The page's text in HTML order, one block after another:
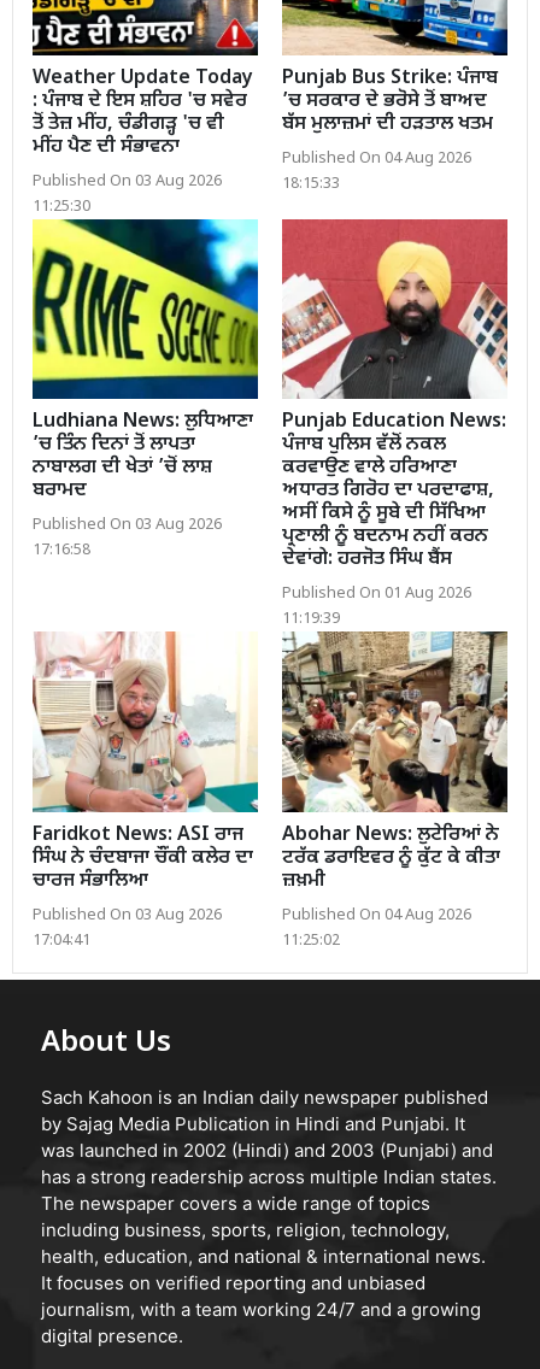
Weather Update Today
: ਪੰਜਾਬ ਦੇ ਇਸ ਸ਼ਹਿਰ 'ਚ ਸਵੇਰ
ਤੋਂ ਤੇਜ਼ ਮੀਂਹ, ਚੰਡੀਗੜ੍ਹ 'ਚ ਵੀ
ਮੀਂਹ ਪੈਣ ਦੀ ਸੰਭਾਵਨਾ
Published On 03 Aug 2026
11:25:30
Punjab Bus Strike: ਪੰਜਾਬ
’ਚ ਸਰਕਾਰ ਦੇ ਭਰੋਸੇ ਤੋਂ ਬਾਅਦ
ਬੱਸ ਮੁਲਾਜ਼ਮਾਂ ਦੀ ਹੜਤਾਲ ਖਤਮ
Published On 04 Aug 2026
18:15:33
Ludhiana News: ਲੁਧਿਆਣਾ
’ਚ ਤਿੰਨ ਦਿਨਾਂ ਤੋਂ ਲਾਪਤਾ
ਨਾਬਾਲਗ ਦੀ ਖੇਤਾਂ ’ਚੋਂ ਲਾਸ਼
ਬਰਾਮਦ
Published On 03 Aug 2026
17:16:58
Punjab Education News:
ਪੰਜਾਬ ਪੁਲਿਸ ਵੱਲੋਂ ਨਕਲ
ਕਰਵਾਉਣ ਵਾਲੇ ਹਰਿਆਣਾ
ਅਧਾਰਤ ਗਿਰੋਹ ਦਾ ਪਰਦਾਫਾਸ਼,
ਅਸੀਂ ਕਿਸੇ ਨੂੰ ਸੂਬੇ ਦੀ ਸਿੱਖਿਆ
ਪ੍ਰਣਾਲੀ ਨੂੰ ਬਦਨਾਮ ਨਹੀਂ ਕਰਨ
ਦੇਵਾਂਗੇ: ਹਰਜੋਤ ਸਿੰਘ ਬੈਂਸ
Published On 01 Aug 2026
11:19:39
Faridkot News: ASI ਰਾਜ
ਸਿੰਘ ਨੇ ਚੰਦਬਾਜਾ ਚੌਂਕੀ ਕਲੇਰ ਦਾ
ਚਾਰਜ ਸੰਭਾਲਿਆ
Published On 03 Aug 2026
17:04:41
Abohar News: ਲੁਟੇਰਿਆਂ ਨੇ
ਟਰੱਕ ਡਰਾਇਵਰ ਨੂੰ ਕੁੱਟ ਕੇ ਕੀਤਾ
ਜ਼ਖ਼ਮੀ
Published On 04 Aug 2026
11:25:02
About Us
Sach Kahoon is an Indian daily newspaper published
by Sajag Media Publication in Hindi and Punjabi. It
was launched in 2002 (Hindi) and 2003 (Punjabi) and
has a strong readership across multiple Indian states.
The newspaper covers a wide range of topics
including business, sports, religion, technology,
health, education, and national & international news.
It focuses on verified reporting and unbiased
journalism, with a team working 24/7 and a growing
digital presence.